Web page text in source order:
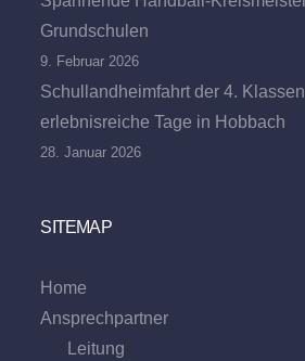
Grundschulen
9. Februar 2026
Schullandheimfahrt der 4.
erlebnisreiche Tage in Hobbach
28. Januar 2026
SITEMAP
Home
Ansprechpartner
Leitung